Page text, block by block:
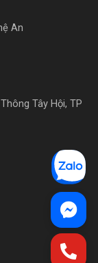
An
Tây Hội, TP